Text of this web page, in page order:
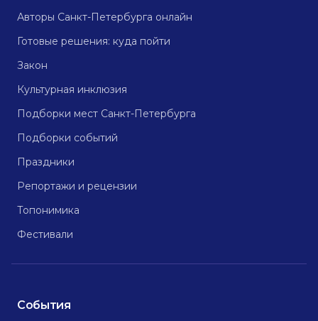
Авторы Санкт-Петербурга онлайн
Готовые решения: куда пойти
Закон
Культурная инклюзия
Подборки мест Санкт-Петербурга
Подборки событий
Праздники
Репортажи и рецензии
Топонимика
Фестивали
События